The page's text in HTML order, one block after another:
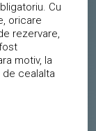
Cu
oricare
rezervare,
motiv, la
cealalta